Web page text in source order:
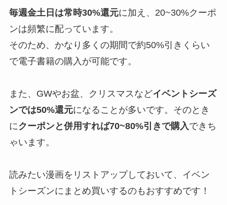
毎週金土日は常時30%還元に加え、20~30%クーポ
ンは頻繁に配っています。
そのため、かなり多くの期間で約50%引きくらい
で電子書籍の購入が可能です。
また、GWやお盆、クリスマスなどイベントシーズ
ンでは50%還元になることが多いです。そのとき
にクーポンと併用すれば70~80%引きで購入できち
ゃいます。
読みたい漫画をリストアップしておいて、イベン
トシーズンにまとめ買いするのもおすすめです！